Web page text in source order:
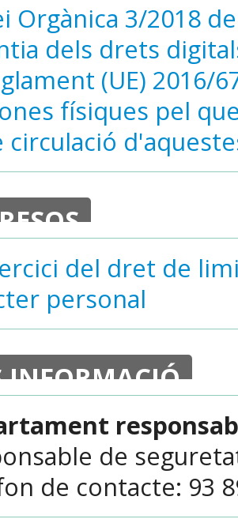
Orgànica 3/2018
dels drets
(UE) 2016/
físiques pel
circulació
del dret de
personal
INFORMACIÓ
de
de contacte: 93